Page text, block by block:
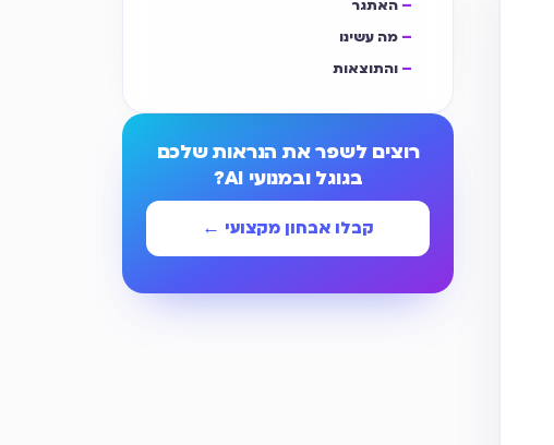
האתגר
מה עשינו
והתוצאות​
רוצים לשפר את הנראות שלכם
בגוגל ובמנועי AI?
קבלו אבחון מקצועי ←